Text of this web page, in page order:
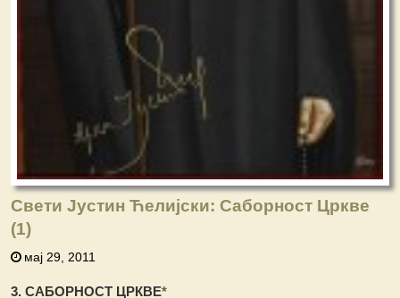
Свети Јустин Ћелијски: Саборност Цркве
(1)
мај 29, 2011
3. САБОРНОСТ ЦРКВЕ*